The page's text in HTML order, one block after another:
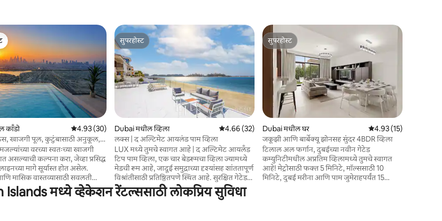
रिव्ह्यूज
काँडो 5 पैकी 4.93 सरासरी रेटिंग, 30 रिव्ह्यूज
4.93 (30)
खाजगी पूल, कुटुंबासाठी अनुकूल,
वरच्या स्वतःच्या खाजगी
असल्याची कल्पना करा, जेव्हा प्रसिद्ध
मागे सूर्यास्त होत असेल.
मासिक वास्तव्यासाठी सवलती
खाजगी आणि शेजारी
हे 2 बेडरूमचे आकर्षक अपार्टमेंट
सुपरहोस्ट
सुपरहोस्ट
Dubai मधील व्हिला 5 पैकी 4.66 सरासरी रेटिंग, 32 रिव्ह्यूज
4.66 (32)
लक्स | द अल्टिमेट आयलंड पाम व्हिला
LUX मध्ये तुमचे स्वागत आहे | द अल्टिमेट आयलँड
टिप पाम व्हिला, एक चार बेडरूमचा व्हिला ज्यामध्ये
मेडची रूम आहे, जादूई समुद्राच्या दृश्यांसह शांततापूर्ण
विश्रांतीसाठी प्रतिष्ठितपणे स्थित आहे. सुरक्षित गेटेड
कम्युनिटीमध्ये तुमच्या दारावरील खाजगी पूल आणि
बीचचा आनंद घ्या. प्रसिद्ध अटलांटिसपर्यंत 7
सुपरहोस्ट
सुपरहोस्ट
Dubai मधील घर 5 पैकी 4.93 सरासरी रेटिंग,
4.93 (15)
जकूझी आणि बार्बेक्यू झोनसह सुंदर 4BDR व्हिला
टिलाल अल फर्गान, दुबईच्या नवीन गेटेड
कम्युनिटीमधील अप्रतिम व्हिलामध्ये तुमचे स्वागत
आहे! मेट्रोसाठी फक्त 5 मिनिटे, मॉल्ससाठी 10
मिनिटे, दुबई मरीना आणि पाम जुमेराहपर्यंत 15
Islands मध्ये व्हेकेशन रेंटल्ससाठी लोकप्रिय सुविधा